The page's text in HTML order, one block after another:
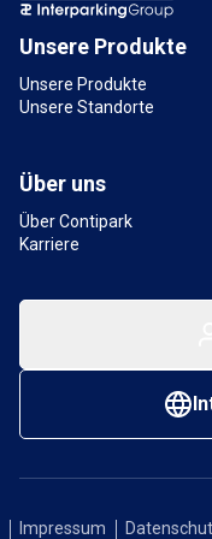
Unsere Produkte
Unsere Produkte
Unsere Standorte
Über uns
Über Contipark
Karriere
Impressum